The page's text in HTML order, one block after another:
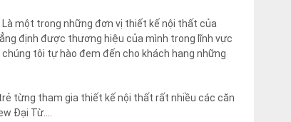
một trong những đơn vị thiết kế nội thất của
định được thương hiệu của mình trong lĩnh vực
tôi tự hào đem đến cho khách hang những
từng tham gia thiết kế nội thất rất nhiều các căn
Đại Từ….